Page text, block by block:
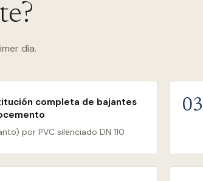
día.
completa de bajantes
por PVC silenciado DN 110
03